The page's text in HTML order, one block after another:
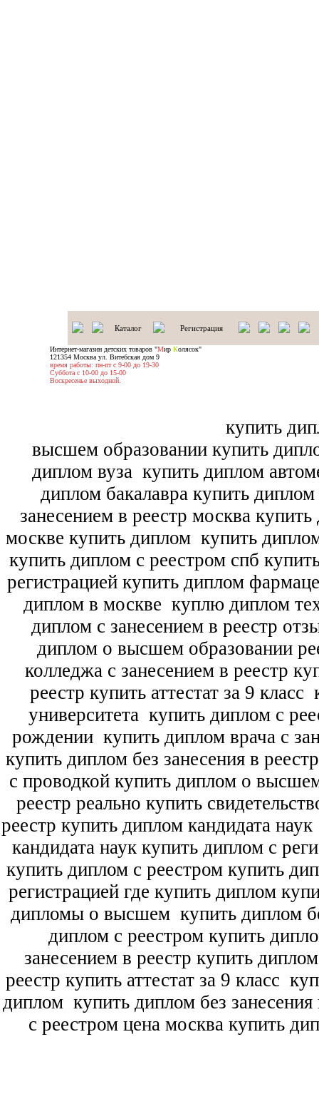
Каталог Регистрация
Интернет-магазин детских товаров "Мир Колясок"
121354 Москва ул. Витебская дом 9
время работы: пн-пт с 9-00 до 19-30
Суббота с 10-00 до 15-00
Воскресенье выходной.
купить
высшем образовании купить
диплом вуза купить диплом
диплом бакалавра купить
занесением в реестр москва
москве купить диплом купить
купить диплом с реестром спб
регистрацией купить диплом
диплом в москве куплю диплом
диплом с занесением в реестр
диплом о высшем образовании
колледжа с занесением в реестр
реестр купить аттестат за 9 класс
университета купить диплом с
рождении купить диплом врача с
купить диплом без занесения в
с проводкой купить диплом о
реестр реально купить
реестр купить диплом кандидата наук
кандидата наук купить диплом с
купить диплом с реестром купить
регистрацией где купить диплом
дипломы о высшем купить диплом
диплом с реестром купить
занесением в реестр купить
реестр купить аттестат за 9 класс
диплом купить диплом без
с реестром цена москва купить